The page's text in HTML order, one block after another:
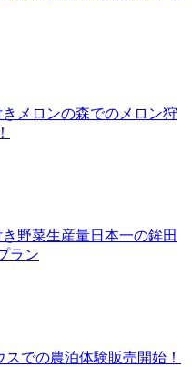
きメロンの森でのメロン狩
き野菜生産量日本一の鉾田
ラン
での農泊体験販売開始！